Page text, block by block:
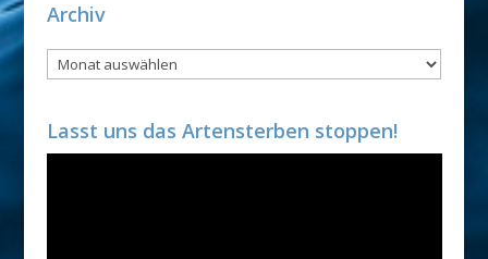
Archiv
Archiv
Lasst uns das Artensterben stoppen!